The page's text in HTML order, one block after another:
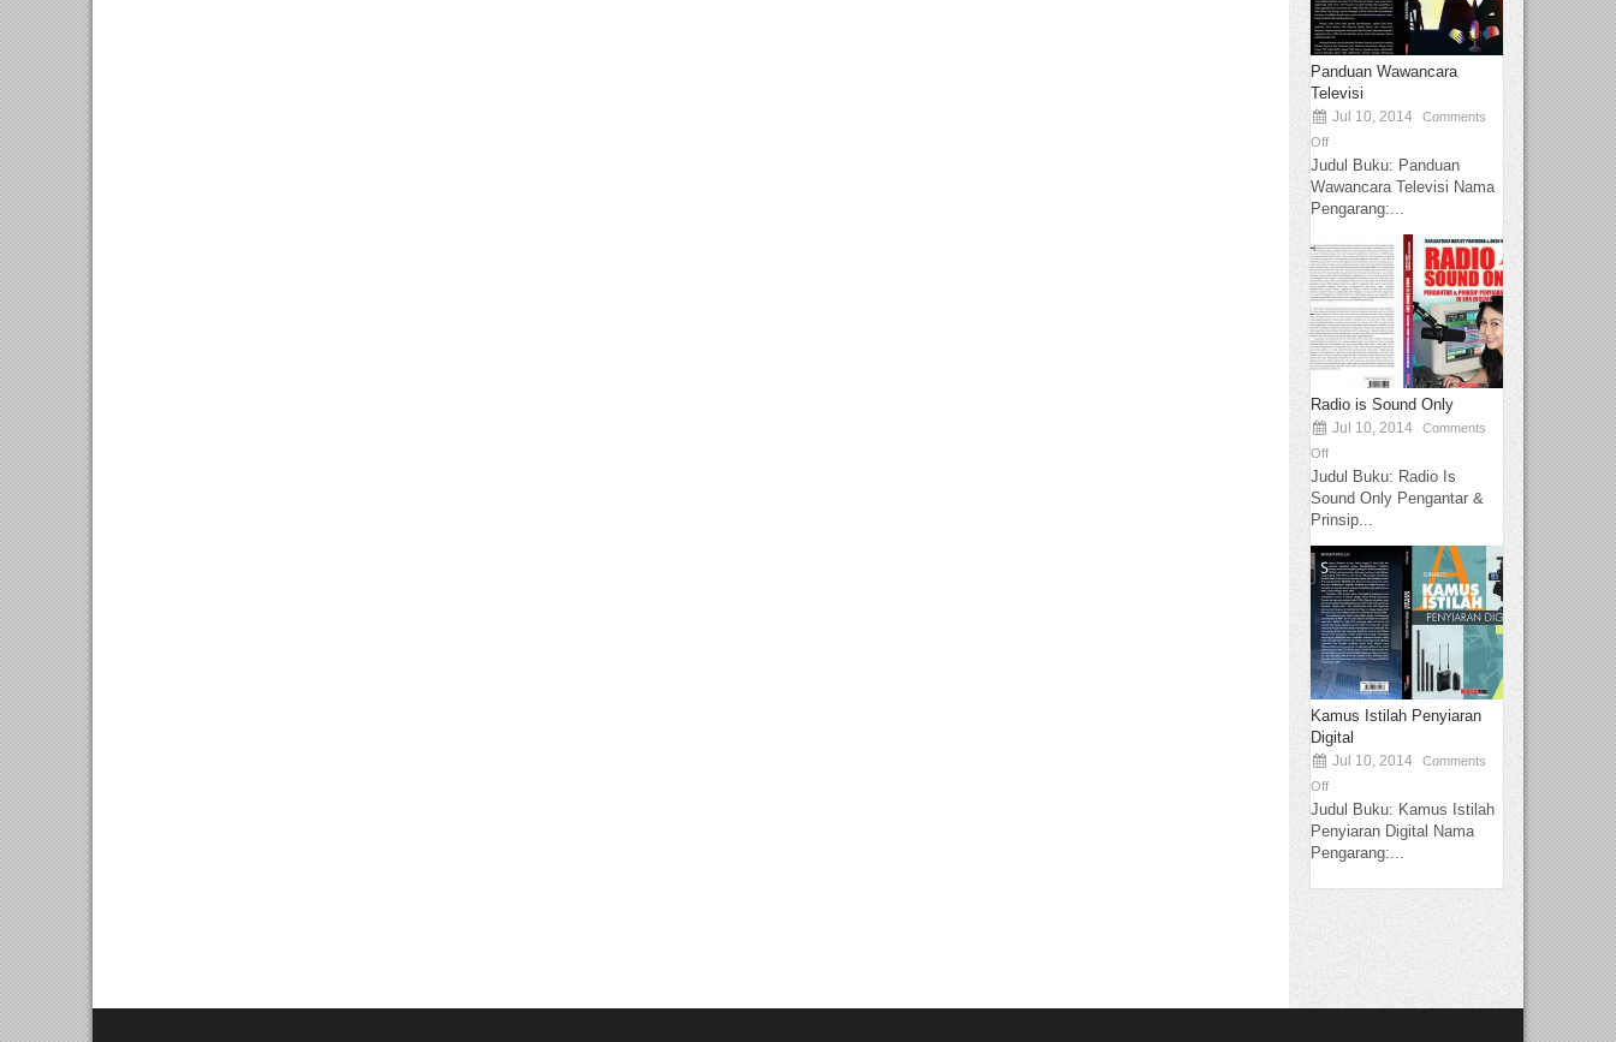
Panduan Wawancara
Televisi
Jul 10, 2014
Comments
Off
Judul Buku: Panduan
Wawancara Televisi Nama
Pengarang:...
Radio is Sound Only
Jul 10, 2014
Comments
Off
Judul Buku: Radio Is
Sound Only Pengantar &
Prinsip...
Kamus Istilah Penyiaran
Digital
Jul 10, 2014
Comments
Off
Judul Buku: Kamus Istilah
Penyiaran Digital Nama
Pengarang:...